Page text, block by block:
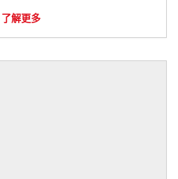
了解更多